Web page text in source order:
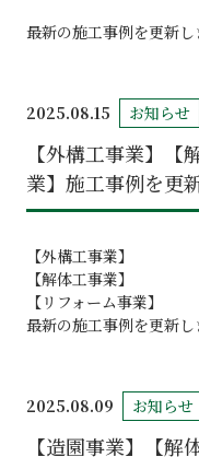
最新の施工事例を更新し
2025.08.15 お知らせ
【外構工事業】
業】施工事例を更
【外構工事業】
【解体工事業】
【リフォーム事業】
最新の施工事例を更新し
2025.08.09 お知らせ
【造園事業】【解